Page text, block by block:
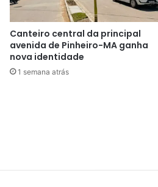
Canteiro central da principal
avenida de Pinheiro-MA ganha
nova identidade
1 semana atrás